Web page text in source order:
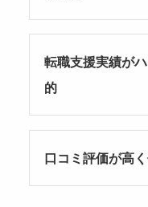
転職支援実績が
的
口コミ評価が高